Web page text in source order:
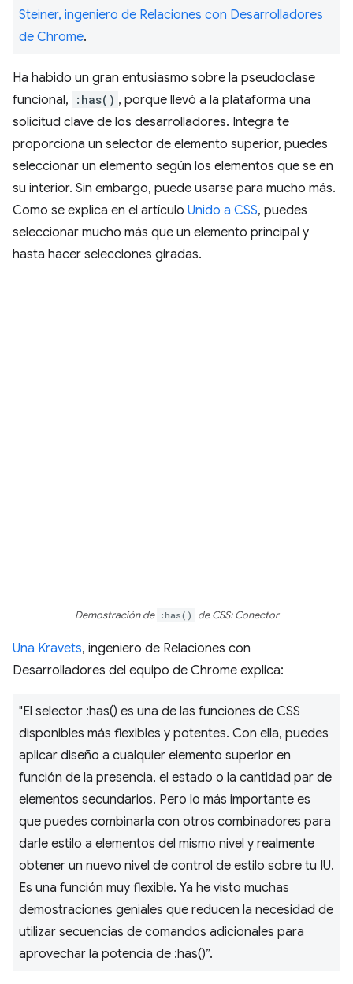
Steiner, ingeniero de Relaciones con Desarrolladores
de Chrome.
Ha habido un gran entusiasmo sobre la pseudoclase
funcional,
:has() , porque llevó a la plataforma una
solicitud clave de los desarrolladores. Integra te
proporciona un selector de elemento superior, puedes
seleccionar un elemento según los elementos que se en
su interior. Sin embargo, puede usarse para mucho más.
Como se explica en el artículo Unido a CSS, puedes
seleccionar mucho más que un elemento principal y
hasta hacer selecciones giradas.
Demostración de :has() de CSS: Conector
Una Kravets, ingeniero de Relaciones con
Desarrolladores del equipo de Chrome explica:
"El selector :has() es una de las funciones de CSS
disponibles más flexibles y potentes. Con ella, puedes
aplicar diseño a cualquier elemento superior en
función de la presencia, el estado o la cantidad par de
elementos secundarios. Pero lo más importante es
que puedes combinarla con otros combinadores para
darle estilo a elementos del mismo nivel y realmente
obtener un nuevo nivel de control de estilo sobre tu IU.
Es una función muy flexible. Ya he visto muchas
demostraciones geniales que reducen la necesidad de
utilizar secuencias de comandos adicionales para
aprovechar la potencia de :has()”.